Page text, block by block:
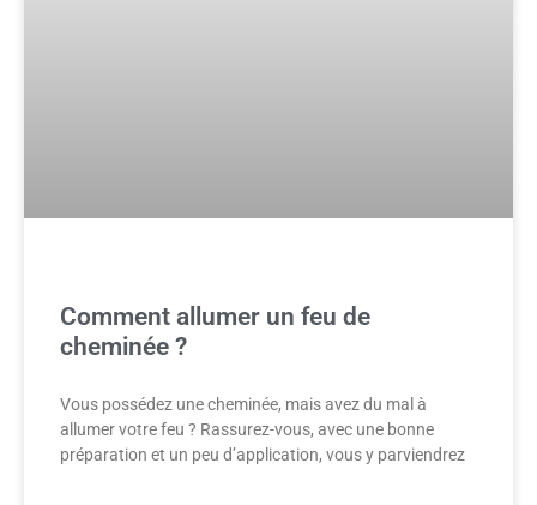
Comment allumer un feu de
cheminée ?
Vous possédez une cheminée, mais avez du mal à
allumer votre feu ? Rassurez-vous, avec une bonne
préparation et un peu d’application, vous y parviendrez